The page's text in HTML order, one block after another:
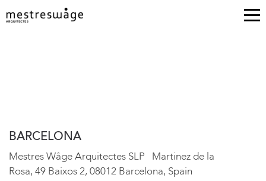
BARCELONA
Mestres Wåge Arquitectes SLP Martinez de la
Rosa, 49 Baixos 2, 08012 Barcelona, Spain